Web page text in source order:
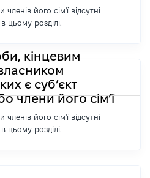
його сім'ї відсутні
цьому розділі.
кінцевим
є суб’єкт
члени його сім’ї
його сім'ї відсутні
цьому розділі.